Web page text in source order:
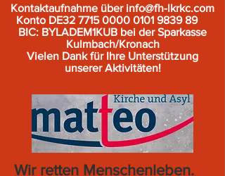
Kontaktaufnahme über info@fh-lkrkc.com
Konto DE32 7715 0000 0101 983989
BIC: BYLADEM1KUB bei der Sparkasse
Kulmbach/Kronach
Vielen Dank für Ihre Unterstützung
unserer Aktivitäten!
Wir retten Menschenleben.